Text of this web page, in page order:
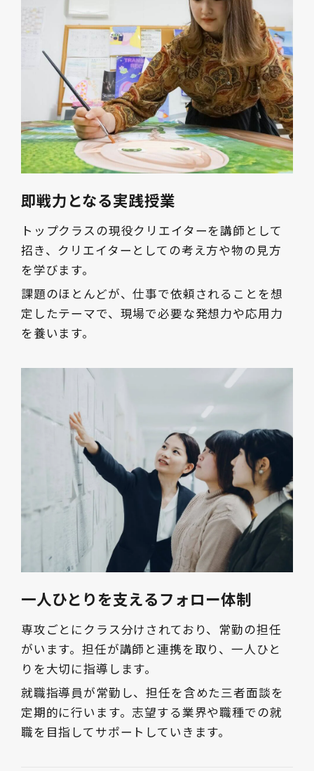
即戦力となる実践授業
トップクラスの現役クリエイターを講師として
招き、クリエイターとしての考え方や物の見方
を学びます。
課題のほとんどが、仕事で依頼されることを想
定したテーマで、現場で必要な発想力や応用力
を養います。
一人ひとりを支えるフォロー体制
専攻ごとにクラス分けされており、常勤の担任
がいます。担任が講師と連携を取り、一人ひと
りを大切に指導します。
就職指導員が常勤し、担任を含めた三者面談を
定期的に行います。志望する業界や職種での就
職を目指してサポートしていきます。